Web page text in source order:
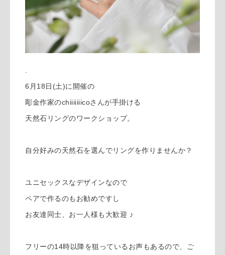
6月18日(土)に開催の
彫金作家のchiiiiiiicoさんが手掛ける
天然石リングのワークショップ。
自分好みの天然石を選んでリングを作りませんか？
ユニセックスなデザインなので
ペアで作るのもお勧めですし
お友達同士、お一人様も大歓迎 ♪
フリーの14時以降を狙っているお声もあるので、ご